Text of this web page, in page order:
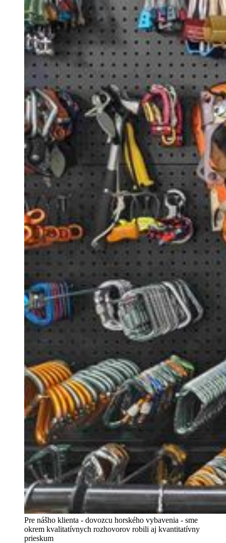
Pre nášho klienta - dovozcu horského vybavenia - sme
okrem kvalitatívnych rozhovorov robili aj kvantitatívny
prieskum